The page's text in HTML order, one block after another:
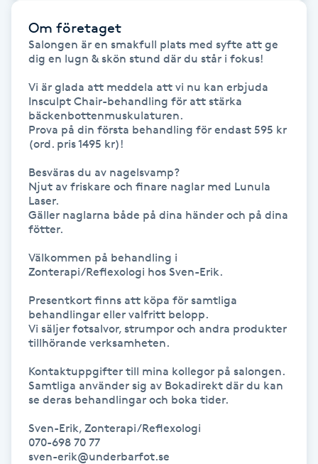
Face framing
Faceliftmassage
Fet hårbotten
Fettreducering
Fibromassage
Fillers
Fotsvamp
Fotvård
Fransborttagning
Om företaget
Salongen är en smakfull plats med syfte att ge
dig en lugn & skön stund där du står i fokus!
Vi är glada att meddela att vi nu kan erbjuda
Insculpt Chair-behandling för att stärka
bäckenbottenmuskulaturen.
Prova på din första behandling för endast 595 kr
(ord. pris 1495 kr)!
Besväras du av nagelsvamp?
Njut av friskare och finare naglar med Lunula
Laser.
Gäller naglarna både på dina händer och på dina
fötter.
Välkommen på behandling i
Zonterapi/Reflexologi hos Sven-Erik.
Presentkort finns att köpa för samtliga
behandlingar eller valfritt belopp.
Vi säljer fotsalvor, strumpor och andra produkter
tillhörande verksamheten.
Kontaktuppgifter till mina kollegor på salongen.
Samtliga använder sig av Bokadirekt där du kan
se deras behandlingar och boka tider.
Sven-Erik, Zonterapi/Reflexologi
070-698 70 77
sven-erik@underbarfot.se